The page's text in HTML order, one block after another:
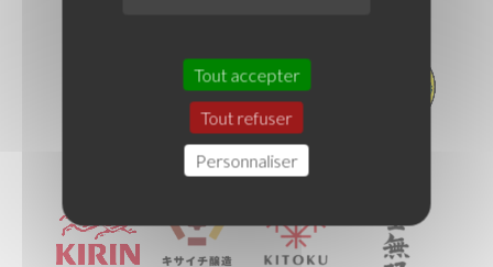
Tout accepter
Tout refuser
Personnaliser